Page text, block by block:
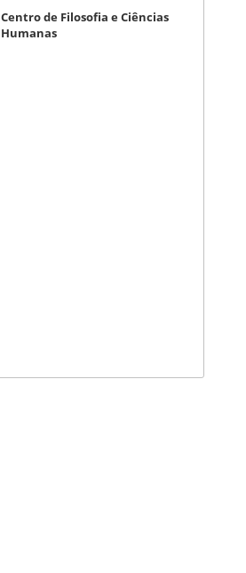
Centro de Filosofia e Ciências
Humanas